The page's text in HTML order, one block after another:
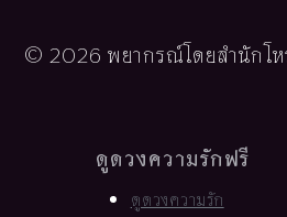
© 2026 พยากรณ์โดยสำนักโห
ดูดวงความรักฟรี
ดูดวงความรัก